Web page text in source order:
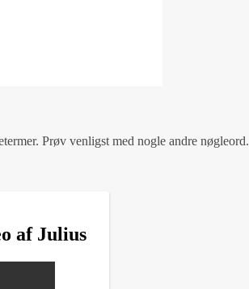
Prøv venligst med nogle andre nøgleord.
af Julius